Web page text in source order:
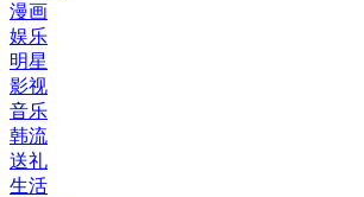
漫画
娱乐
明星
影视
音乐
韩流
送礼
生活